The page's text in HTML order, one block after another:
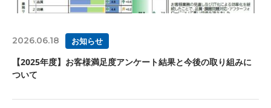
2026.06.18 お知らせ
【2025年度】お客様満足度アンケート結果と今後の取り組みに
ついて